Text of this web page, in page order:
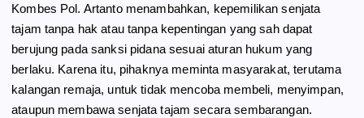
Kombes Pol. Artanto menambahkan, kepemilikan senjata
tajam tanpa hak atau tanpa kepentingan yang sah dapat
berujung pada sanksi pidana sesuai aturan hukum yang
berlaku. Karena itu, pihaknya meminta masyarakat, terutama
kalangan remaja, untuk tidak mencoba membeli, menyimpan,
ataupun membawa senjata tajam secara sembarangan.